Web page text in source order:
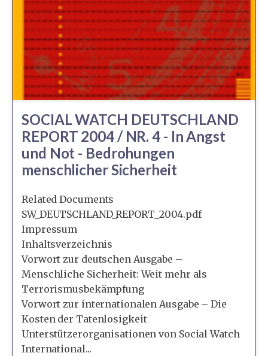
SOCIAL WATCH DEUTSCHLAND
REPORT 2004 / NR. 4 - In Angst
und Not - Bedrohungen
menschlicher Sicherheit
Related Documents
SW_DEUTSCHLAND_REPORT_2004.pdf
Impressum
Inhaltsverzeichnis
Vorwort zur deutschen Ausgabe –
Menschliche Sicherheit: Weit mehr als
Terrorismusbekämpfung
Vorwort zur internationalen Ausgabe – Die
Kosten der Tatenlosigkeit
Unterstützerorganisationen von Social Watch
International...